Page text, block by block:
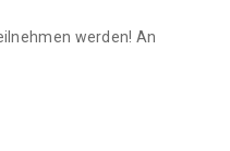
werden! An